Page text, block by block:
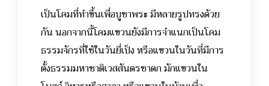
เป็นโคมที่ทำขึ้นเพื่อบูชาพระ มีหลายรูปทรงด้วย
กัน นอกจากนี้โคมแขวนยังมีการจำแนกเป็นโคม
ธรรมจักรที่ใช้ในวันยี่เป็ง หรือแขวนในวันที่มีการ
ตั้งธรรมมหาชาติเวสสันดรชาดก มักแขวนใน